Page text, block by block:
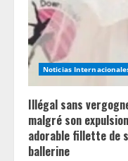
Noticias
Illégal sans
malgré son
adorable fillette de
ballerine